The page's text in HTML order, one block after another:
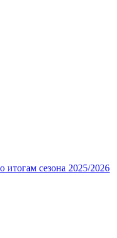
итогам сезона 2025/2026